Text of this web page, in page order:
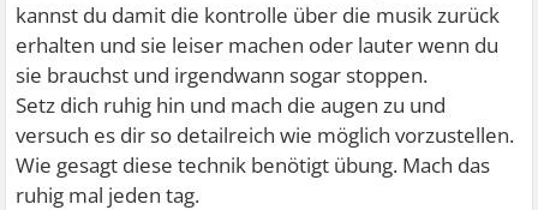
kannst du damit die kontrolle über die musik zurück
erhalten und sie leiser machen oder lauter wenn du
sie brauchst und irgendwann sogar stoppen.
Setz dich ruhig hin und mach die augen zu und
versuch es dir so detailreich wie möglich vorzustellen.
Wie gesagt diese technik benötigt übung. Mach das
ruhig mal jeden tag.